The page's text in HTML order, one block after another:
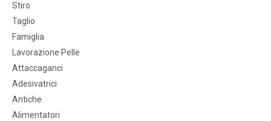
Stiro
Taglio
Famiglia
Lavorazione Pelle
Attaccaganci
Adesivatrici
Antiche
Alimentatori